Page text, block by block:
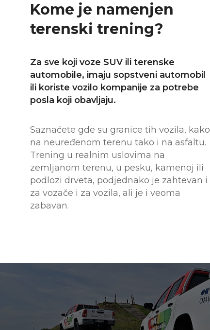
Kome je namenjen
terenski trening?
Za sve koji voze SUV ili terenske
automobile, imaju sopstveni automobil
ili koriste vozilo kompanije za potrebe
posla koji obavljaju.
Saznaćete gde su granice tih vozila, kako
na neuređenom terenu tako i na asfaltu.
Trening u realnim uslovima na
zemljanom terenu, u pesku, kamenoj ili
podlozi drveta, podjednako je zahtevan i
za vozače i za vozila, ali je i veoma
zabavan.